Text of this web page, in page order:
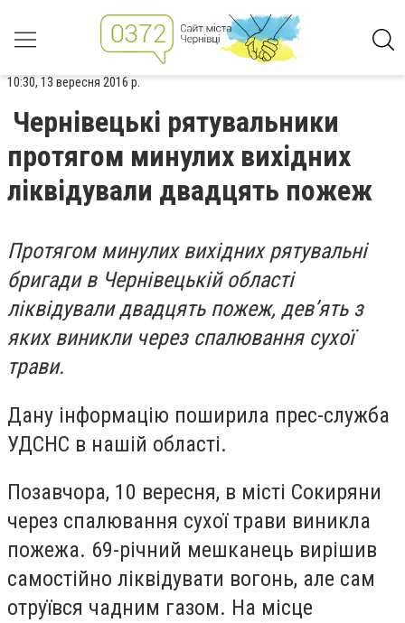
10:30, 13 вересня 2016 р.
Чернівецькі рятувальники
протягом минулих вихідних
ліквідували двадцять пожеж
Протягом минулих вихідних рятувальні
бригади в Чернівецькій області
ліквідували двадцять пожеж, дев’ять з
яких виникли через спалювання сухої
трави.
Дану інформацію поширила прес-служба
УДСНС в нашій області.
Позавчора, 10 вересня, в місті Сокиряни
через спалювання сухої трави виникла
пожежа. 69-річний мешканець вирішив
самостійно ліквідувати вогонь, але сам
отруївся чадним газом. На місце